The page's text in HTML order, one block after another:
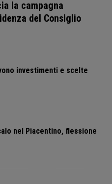
la campagna
del Consiglio
investimenti e scelte
nel Piacentino, flessione